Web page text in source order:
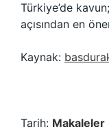
Türkiye’de
açısından en
Kaynak:
Tarih: Makaleler